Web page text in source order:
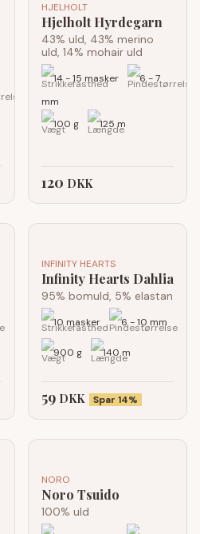
HJELHOLT
Hjelholt Hyrdegarn
43% uld, 43% merino
uld, 14% mohair uld
14 - 15 masker
6 - 7
mm
100 g
125 m
120 DKK
INFINITY HEARTS
Infinity Hearts Dahlia
95% bomuld, 5% elastan
10 masker 6 - 10 mm
900 g 140 m
59 DKK Spar 14%
NORO
Noro Tsuido
100% uld